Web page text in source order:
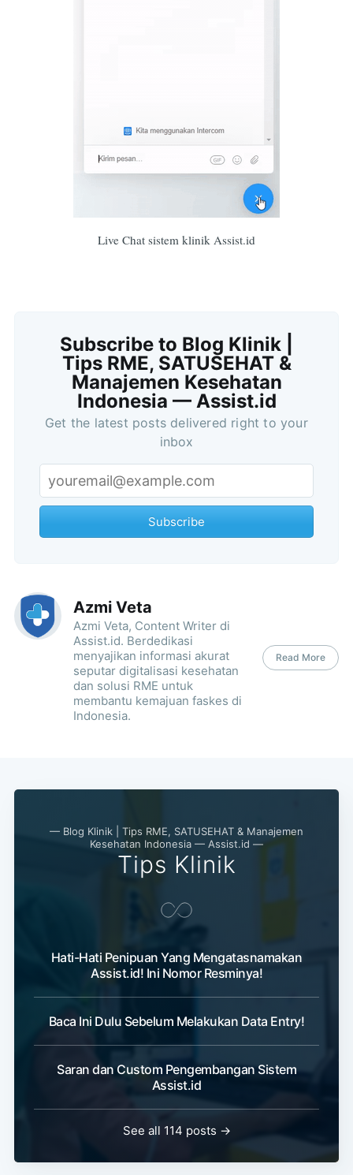
Live Chat sistem klinik Assist.id
Subscribe to Blog Klinik |
Tips RME, SATUSEHAT &
Manajemen Kesehatan
Indonesia — Assist.id
Get the latest posts delivered right to your
inbox
Subscribe
Azmi Veta
Azmi Veta, Content Writer di
Assist.id. Berdedikasi
menyajikan informasi akurat
seputar digitalisasi kesehatan
dan solusi RME untuk
membantu kemajuan faskes di
Indonesia.
Read More
— Blog Klinik | Tips RME, SATUSEHAT & Manajemen
Kesehatan Indonesia — Assist.id —
Tips Klinik
Hati-Hati Penipuan Yang Mengatasnamakan
Assist.id! Ini Nomor Resminya!
Baca Ini Dulu Sebelum Melakukan Data Entry!
Saran dan Custom Pengembangan Sistem
Assist.id
See all 114 posts →